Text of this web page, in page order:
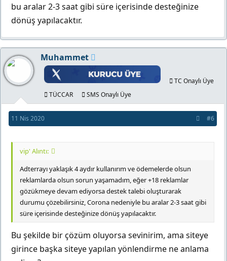
bu aralar 2-3 saat gibi süre içerisinde desteğinize
dönüş yapılacaktır.
Muhammet
TC Onaylı Üye
TÜCCAR
SMS Onaylı Üye
11 Nis 2020 #6
vip' Alıntı:
Adterrayı yaklaşık 4 aydır kullanırım ve ödemelerde olsun
reklamlarda olsun sorun yaşamadım, eğer +18 reklamlar
gözükmeye devam ediyorsa destek talebi oluşturarak
durumu çözebilirsiniz, Corona nedeniyle bu aralar 2-3 saat gibi
süre içerisinde desteğinize dönüş yapılacaktır.
Bu şekilde bir çözüm oluyorsa sevinirim, ama siteye
girince başka siteye yapılan yönlendirme ne anlama